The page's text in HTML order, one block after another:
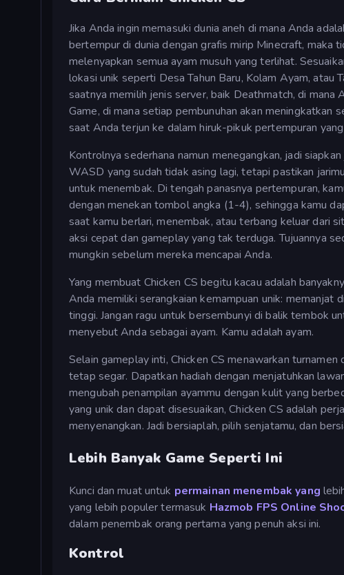
Jika Anda ingin memasuki dunia aneh di mana Anda
bertempur di dunia dengan grafis mirip Minecraft, maka
melenyapkan semua ayam musuh yang terlihat.
lokasi unik seperti Desa Tahun Baru, Kolam Ayam, atau
saatnya memilih jenis server, baik Deathmatch, di mana
Game, di mana setiap pembunuhan akan meningkatkan
saat Anda terjun ke dalam hiruk-pikuk pertempuran yang
Kontrolnya sederhana namun menegangkan, jadi
WASD yang sudah tidak asing lagi, tetapi pastikan
untuk menembak. Di tengah panasnya pertempuran,
dengan menekan tombol angka (1-4), sehingga kamu
saat kamu berlari, menembak, atau terbang keluar dari
aksi cepat dan gameplay yang tak terduga. Tujuannya
mungkin sebelum mereka mencapai Anda.
Yang membuat Chicken CS begitu kacau adalah
Anda memiliki serangkaian kemampuan unik: memanjat
tinggi. Jangan ragu untuk bersembunyi di balik tembok
menyebut Anda sebagai ayam. Kamu adalah ayam.
Selain gameplay inti, Chicken CS menawarkan
tetap segar. Dapatkan hadiah dengan menjatuhkan
mengubah penampilan ayammu dengan kulit yang
yang unik dan dapat disesuaikan, Chicken CS adalah
menyenangkan. Jadi bersiaplah, pilih senjatamu, dan
Lebih Banyak Game Seperti Ini
Kunci dan muat untuk permainan menembak yang
yang lebih populer termasuk Hazmob FPS Online
dalam penembak orang pertama yang penuh aksi ini.
Kontrol